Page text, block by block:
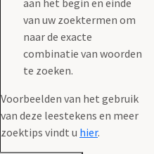
van uw zoektermen om
naar de exacte
combinatie van woorden
te zoeken.
Voorbeelden van het gebruik
van deze leestekens en meer
zoektips vindt u hier.